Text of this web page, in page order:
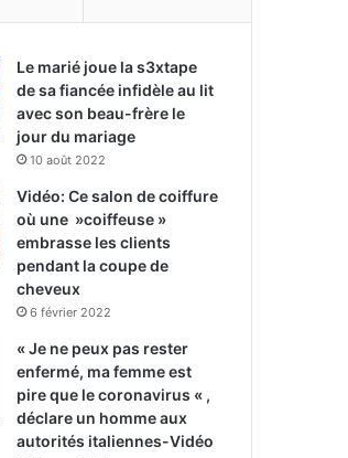
Le marié joue la s3xtape
de sa fiancée infidèle au lit
avec son beau-frère le
jour du mariage
10 août 2022
Vidéo: Ce salon de coiffure
où une »coiffeuse »
embrasse les clients
pendant la coupe de
cheveux
6 février 2022
« Je ne peux pas rester
enfermé, ma femme est
pire que le coronavirus « ,
déclare un homme aux
autorités italiennes-Vidéo